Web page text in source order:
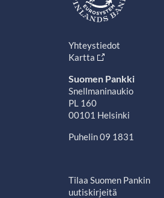
Yhteystiedot
Kartta
Suomen Pankki
Snellmaninaukio
PL 160
00101 Helsinki
Puhelin 09 1831
Tilaa Suomen Pankin
uutiskirjeitä